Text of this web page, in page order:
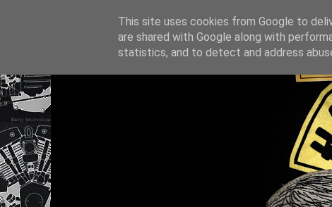
This site uses cookies from Google to
are shared with Google along with
statistics, and to detect and address